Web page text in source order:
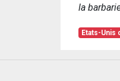
la
Etats-Unis